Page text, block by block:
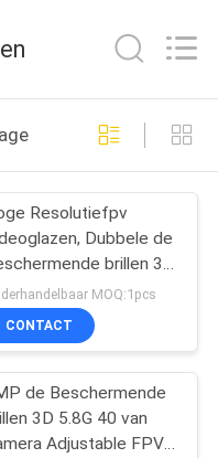
Resolutiefpv
Dubbele de
brillen 3D
van Wifi
MOQ:1pcs
CONTACT
de Beschermende
3D 5.8G 40 van
Adjustable FPV